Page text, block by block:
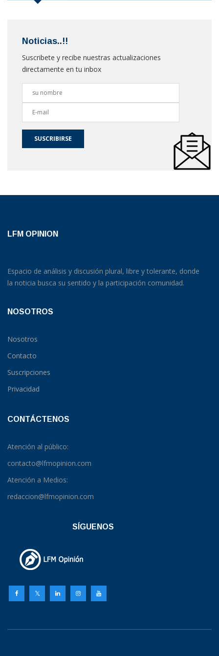
Noticias..!!
Suscribete y recibe nuestras actualizaciones
directamente en tu inbox
SUSCRIBIRSE
LFM OPINION
Espacio de análisis y discusión plural, libre y tolerante, donde
la noticia busca su sentido y la participación comunidad.
NOSOTROS
Nosotros
Contacto
Suscripciones
Privacidad
CONTÁCTENOS
Atención al público:
contacto@lfmopinion.com
Atención a Medios:
redaccion@lfmopinion.com
SÍGUENOS